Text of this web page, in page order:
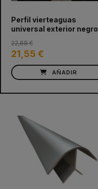
Perfil vierteaguas
universal exterior negro
21,55 €
22,68 €
AÑADIR